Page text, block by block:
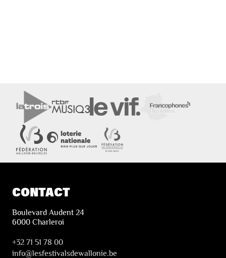
CONTACT
Boulevard Audent 24
6000 Charleroi
+32 71 51 78 00
info@lesfestivalsdewallonie.be